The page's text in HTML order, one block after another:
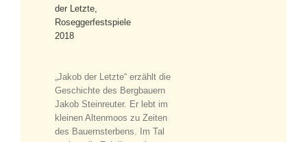
„Jakob der Letzte“ erzählt die
Geschichte des Bergbauern
Jakob Steinreuter. Er lebt im
kleinen Altenmoos zu Zeiten
des Bauernsterbens. Im Tal